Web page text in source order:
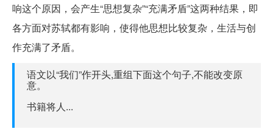
响这个原因，会产生“思想复杂”“充满矛盾”这两种结果，即
各方面对苏轼都有影响，使得他思想比较复杂，生活与创
作充满了矛盾。
语文以“我们”作开头,重组下面这个句子,不能改变原
意。
书籍将人...